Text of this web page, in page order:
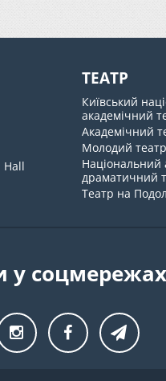
Hall
ТЕАТР
Київський
академічний
Академічний
Молодий театр
Національний
драматичний
Театр на
у соцмережах